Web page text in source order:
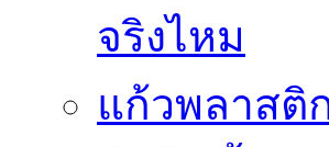
จริงไหม
แก้วพลาสติ